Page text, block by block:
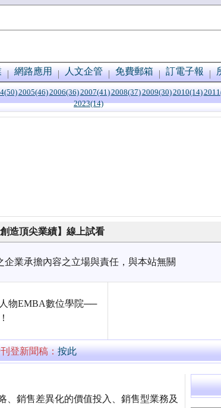
網路應用 人文企管 免費郵箱 訂電子報
2005(46)2006(36)2007(41)2008(37)2009(30)2010(14)
2023(14)
造頂尖業績】線上試看
企業承擔內容之立場與責任，與本站無關
物EMBA數位學院──
刊登新聞稿：按此
、銷售差異化的價值投入、銷售型業務及